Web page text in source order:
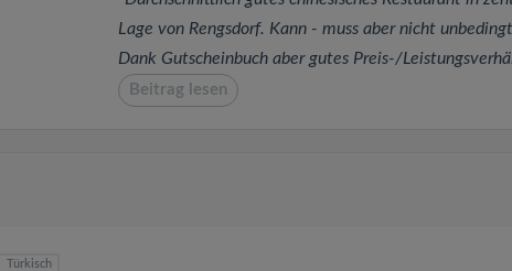
Lage von Rengsdorf. Kann - muss aber nicht
Dank Gutscheinbuch aber gutes Preis-/
Beitrag lesen
Türkisch